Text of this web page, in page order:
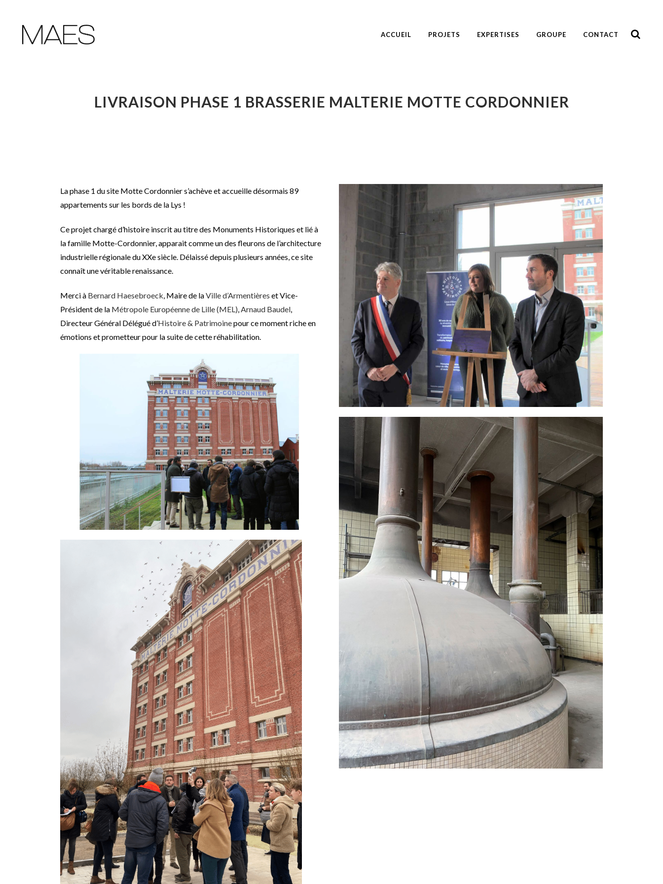
ACCUEIL PROJETS EXPERTISES GROUPE CONTACT
LIVRAISON PHASE 1 BRASSERIE MALTERIE MOTTE CORDONNIER
La phase 1 du site Motte Cordonnier s’achève et accueille désormais 89
appartements sur les bords de la Lys !
Ce projet chargé d’histoire inscrit au titre des Monuments Historiques et lié à
la famille Motte-Cordonnier, apparait comme un des fleurons de l’architecture
industrielle régionale du XXe siècle. Délaissé depuis plusieurs années, ce site
connaît une véritable renaissance.
Merci à Bernard Haesebroeck, Maire de laVille d’Armentières et Vice-
Président de la Métropole Européenne de Lille (MEL),Arnaud Baudel,
Directeur Général Délégué d’Histoire & Patrimoinepour ce moment riche en
émotions et prometteur pour la suite de cette réhabilitation.